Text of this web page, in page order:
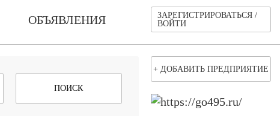
ОБЪЯВЛЕНИЯ
ЗАРЕГИСТРИРОВАТЬСЯ /
ВОЙТИ
+ ДОБАВИТЬ ПРЕДПРИЯТИЕ